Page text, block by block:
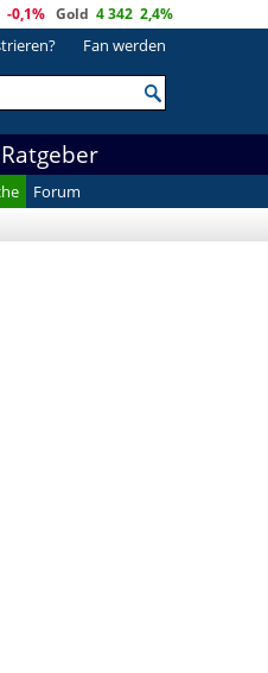
-0,1% Gold 4 342 2,4%
Fan werden
Ratgeber
Forum